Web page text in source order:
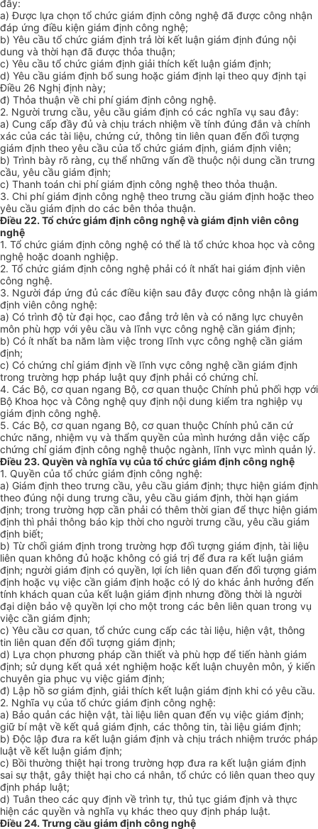
đây:
a) Được lựa chọn tổ chức giám định công nghệ đã được công nhận
đáp ứng điều kiện giám định công nghệ;
b) Yêu cầu tổ chức giám định trả lời kết luận giám định đúng nội
dung và thời hạn đã được thỏa thuận;
c) Yêu cầu tổ chức giám định giải thích kết luận giám định;
d) Yêu cầu giám định bổ sung hoặc giám định lại theo quy định tại
Điều 26 Nghị định này;
đ) Thỏa thuận về chi phí giám định công nghệ.
2. Người trưng cầu, yêu cầu giám định có các nghĩa vụ sau đây:
a) Cung cấp đầy đủ và chịu trách nhiệm về tính đúng đắn và chính
xác của các tài liệu, chứng cứ, thông tin liên quan đến đối tượng
giám định theo yêu cầu của tổ chức giám định, giám định viên;
b) Trình bày rõ ràng, cụ thể những vấn đề thuộc nội dung cần trưng
cầu, yêu cầu giám định;
c) Thanh toán chi phí giám định công nghệ theo thỏa thuận.
3. Chi phí giám định công nghệ theo trưng cầu giám định hoặc theo
yêu cầu giám định do các bên thỏa thuận.
Điều 22. Tổ chức giám định công nghệ và giám định viên công
nghệ
1. Tổ chức giám định công nghệ có thể là tổ chức khoa học và công
nghệ hoặc doanh nghiệp.
2. Tổ chức giám định công nghệ phải có ít nhất hai giám định viên
công nghệ.
3. Người đáp ứng đủ các điều kiện sau đây được công nhận là giám
định viên công nghệ:
a) Có trình độ từ đại học, cao đẳng trở lên và có năng lực chuyên
môn phù hợp với yêu cầu và lĩnh vực công nghệ cần giám định;
b) Có ít nhất ba năm làm việc trong lĩnh vực công nghệ cần giám
định;
c) Có chứng chỉ giám định về lĩnh vực công nghệ cần giám định
trong trường hợp pháp luật quy định phải có chứng chỉ.
4. Các Bộ, cơ quan ngang Bộ, cơ quan thuộc Chính phủ phối hợp với
Bộ Khoa học và Công nghệ quy định nội dung kiểm tra nghiệp vụ
giám định công nghệ.
5. Các Bộ, cơ quan ngang Bộ, cơ quan thuộc Chính phủ căn cứ
chức năng, nhiệm vụ và thẩm quyền của mình hướng dẫn việc cấp
chứng chỉ giám định công nghệ thuộc ngành, lĩnh vực mình quản lý.
Điều 23. Quyền và nghĩa vụ của tổ chức giám định công nghệ
1. Quyền của tổ chức giám định công nghệ:
a) Giám định theo trưng cầu, yêu cầu giám định; thực hiện giám định
theo đúng nội dung trưng cầu, yêu cầu giám định, thời hạn giám
định; trong trường hợp cần phải có thêm thời gian để thực hiện giám
định thì phải thông báo kịp thời cho người trưng cầu, yêu cầu giám
định biết;
b) Từ chối giám định trong trường hợp đối tượng giám định, tài liệu
liên quan không đủ hoặc không có giá trị để đưa ra kết luận giám
định; người giám định có quyền, lợi ích liên quan đến đối tượng giám
định hoặc vụ việc cần giám định hoặc có lý do khác ảnh hưởng đến
tính khách quan của kết luận giám định nhưng đồng thời là người
đại diện bảo vệ quyền lợi cho một trong các bên liên quan trong vụ
việc cần giám định;
c) Yêu cầu cơ quan, tổ chức cung cấp các tài liệu, hiện vật, thông
tin liên quan đến đối tượng giám định;
d) Lựa chọn phương pháp cần thiết và phù hợp để tiến hành giám
định; sử dụng kết quả xét nghiệm hoặc kết luận chuyên môn, ý kiến
chuyên gia phục vụ việc giám định;
đ) Lập hồ sơ giám định, giải thích kết luận giám định khi có yêu cầu.
2. Nghĩa vụ của tổ chức giám định công nghệ:
a) Bảo quản các hiện vật, tài liệu liên quan đến vụ việc giám định;
giữ bí mật về kết quả giám định, các thông tin, tài liệu giám định;
b) Độc lập đưa ra kết luận giám định và chịu trách nhiệm trước pháp
luật về kết luận giám định;
c) Bồi thường thiệt hại trong trường hợp đưa ra kết luận giám định
sai sự thật, gây thiệt hại cho cá nhân, tổ chức có liên quan theo quy
định pháp luật;
d) Tuân theo các quy định về trình tự, thủ tục giám định và thực
hiện các quyền và nghĩa vụ khác theo quy định pháp luật.
Điều 24. Trưng cầu giám định công nghệ